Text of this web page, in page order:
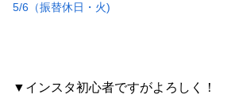
5/6（振替休日・火)
▼インスタ初心者ですがよろしく！